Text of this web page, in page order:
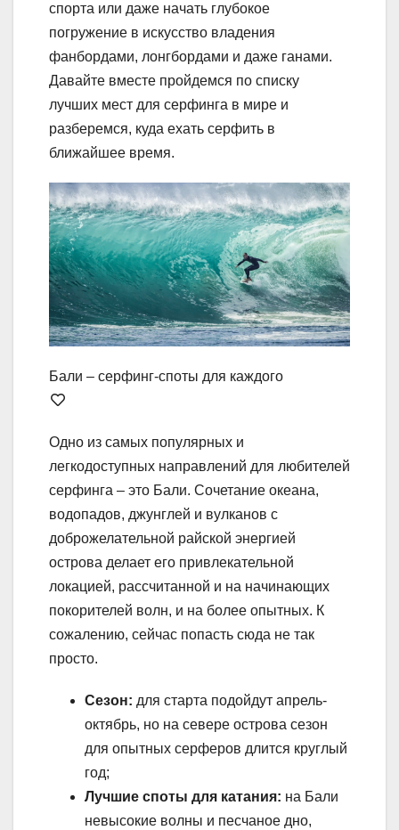
спорта или даже начать глубокое
погружение в искусство владения
фанбордами, лонгбордами и даже ганами.
Давайте вместе пройдемся по списку
лучших мест для серфинга в мире и
разберемся, куда ехать серфить в
ближайшее время.
Бали – серфинг-споты для каждого
Одно из самых популярных и
легкодоступных направлений для любителей
серфинга – это Бали. Сочетание океана,
водопадов, джунглей и вулканов с
доброжелательной райской энергией
острова делает его привлекательной
локацией, рассчитанной и на начинающих
покорителей волн, и на более опытных. К
сожалению, сейчас попасть сюда не так
просто.
Сезон: для старта подойдут апрель-
октябрь, но на севере острова сезон
для опытных серферов длится круглый
год;
Лучшие споты для катания: на Бали
невысокие волны и песчаное дно,